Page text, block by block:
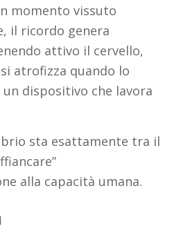
momento vissuto
il ricordo genera
attivo il cervello,
atrofizza quando lo
dispositivo che lavora
sta esattamente tra il
alla capacità umana.